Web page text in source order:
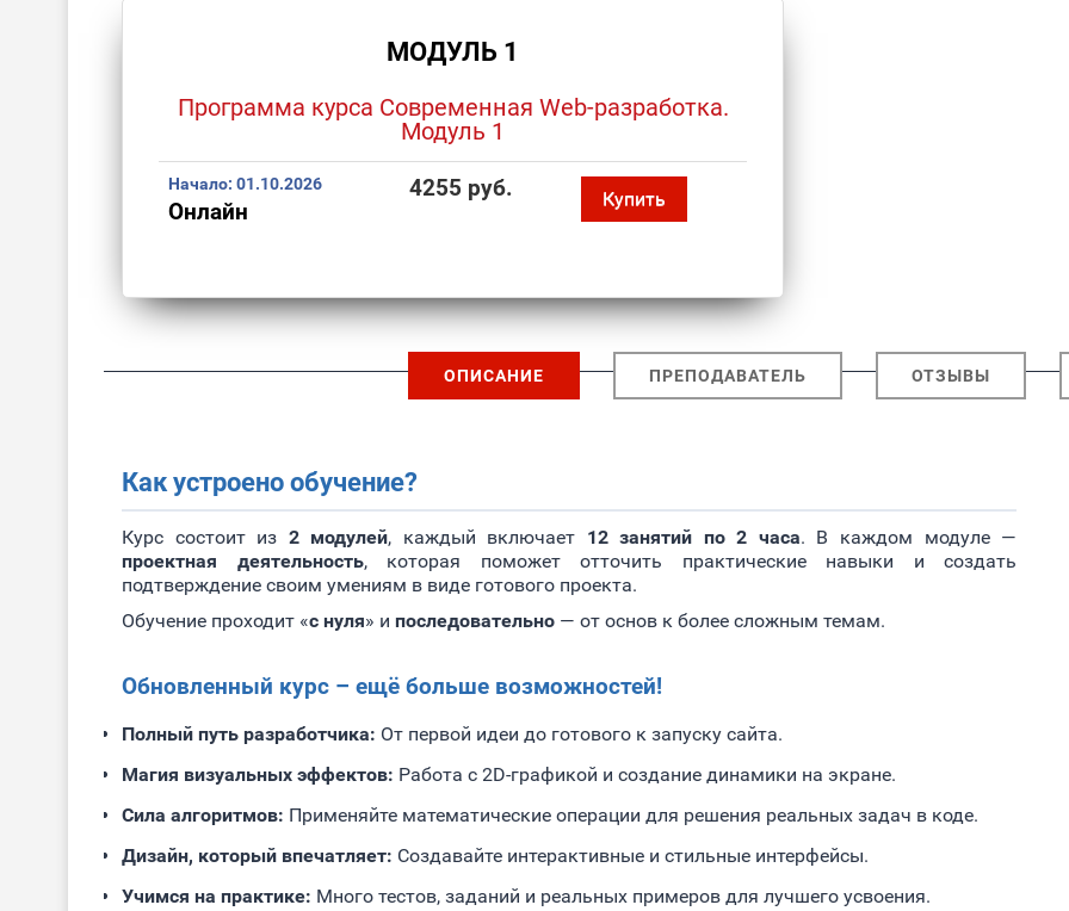
МОДУЛЬ 1
Программа курса Современная Web-разработка.
Модуль 1
Начало: 01.10.2026
Онлайн
4255 руб. Купить
ОПИСАНИЕ ПРЕПОДАВАТЕЛЬ ОТЗЫВЫ
Как устроено обучение?
Курс состоит из 2 модулей, каждый включает 12 занятий по 2 часа. В каждом модуле —
проектная деятельность, которая поможет отточить практические навыки и создать
подтверждение своим умениям в виде готового проекта.
Обучение проходит «с нуля» и последовательно — от основ к более сложным темам.
Обновленный курс – ещё больше возможностей!
Полный путь разработчика: От первой идеи до готового к запуску сайта.
Магия визуальных эффектов: Работа с 2D-графикой и создание динамики на экране.
Сила алгоритмов: Применяйте математические операции для решения реальных задач в коде.
Дизайн, который впечатляет: Создавайте интерактивные и стильные интерфейсы.
Учимся на практике: Много тестов, заданий и реальных примеров для лучшего усвоения.